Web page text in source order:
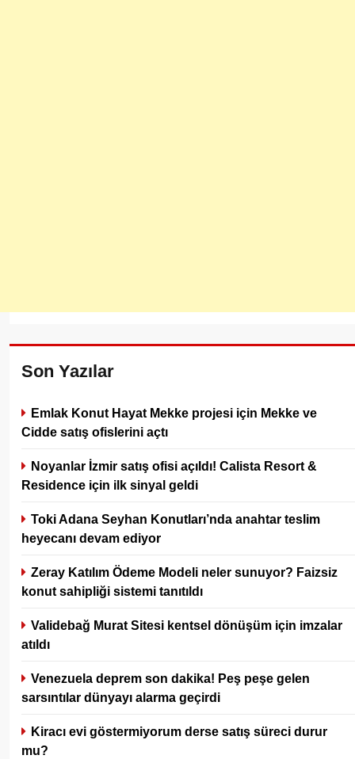
Son Yazılar
Emlak Konut Hayat Mekke projesi için Mekke ve
Cidde satış ofislerini açtı
Noyanlar İzmir satış ofisi açıldı! Calista Resort &
Residence için ilk sinyal geldi
Toki Adana Seyhan Konutları’nda anahtar teslim
heyecanı devam ediyor
Zeray Katılım Ödeme Modeli neler sunuyor? Faizsiz
konut sahipliği sistemi tanıtıldı
Validebağ Murat Sitesi kentsel dönüşüm için imzalar
atıldı
Venezuela deprem son dakika! Peş peşe gelen
sarsıntılar dünyayı alarma geçirdi
Kiracı evi göstermiyorum derse satış süreci durur
mu?